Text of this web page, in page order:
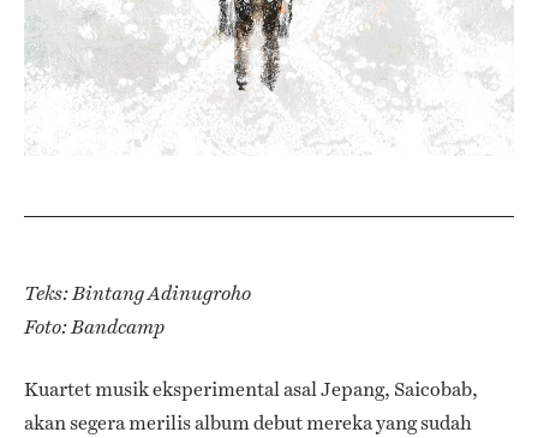
Teks: Bintang Adinugroho
Foto: Bandcamp
Kuartet musik eksperimental asal Jepang, Saicobab,
akan segera merilis album debut mereka yang sudah